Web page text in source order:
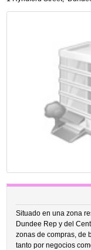
Situado en una zona
Dundee Rep y del
zonas de compras, de
tanto por negocios